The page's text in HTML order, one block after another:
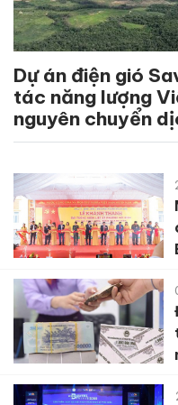
Dự án điện gió
tác năng lượng
nguyên chuyển